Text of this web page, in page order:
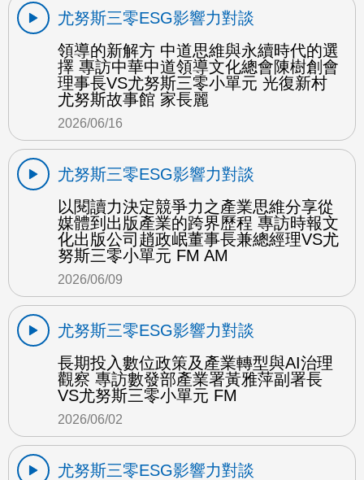
尤努斯三零ESG影響力對談
領導的新解方 中道思維與永續時代的選
擇 專訪中華中道領導文化總會陳樹創會
理事長VS尤努斯三零小單元 光復新村
尤努斯故事館 家長麗
2026/06/16
尤努斯三零ESG影響力對談
以閱讀力決定競爭力之產業思維分享從
媒體到出版產業的跨界歷程 專訪時報文
化出版公司趙政岷董事長兼總經理VS尤
努斯三零小單元 FM AM
2026/06/09
尤努斯三零ESG影響力對談
長期投入數位政策及產業轉型與AI治理
觀察 專訪數發部產業署黃雅萍副署長
VS尤努斯三零小單元 FM
2026/06/02
尤努斯三零ESG影響力對談